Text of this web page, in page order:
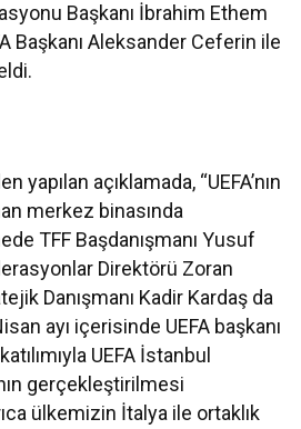
Başkanı İbrahim Ethem
Başkanı Aleksander Ceferin ile
açıklamada, “UEFA’nın
merkez binasında
TFF Başdanışmanı Yusuf
Direktörü Zoran
Danışmanı Kadir Kardaş da
ayı içerisinde UEFA başkanı
UEFA İstanbul
gerçekleştirilmesi
ülkemizin İtalya ile ortaklık